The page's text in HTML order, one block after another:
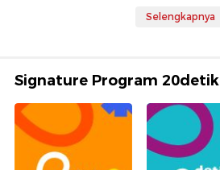
Selengkapnya
Signature Program 20detik